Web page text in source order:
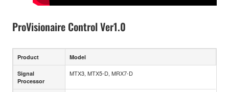
ProVisionaire Control Ver1.0
Product Model
Signal
Processor
MTX3, MTX5-D, MRX7-D